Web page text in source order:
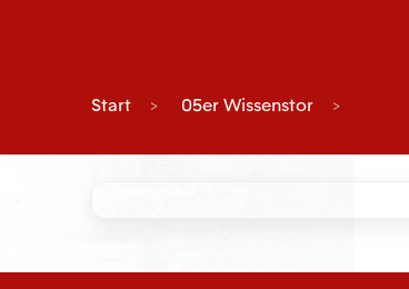
Start 05er Wissenstor